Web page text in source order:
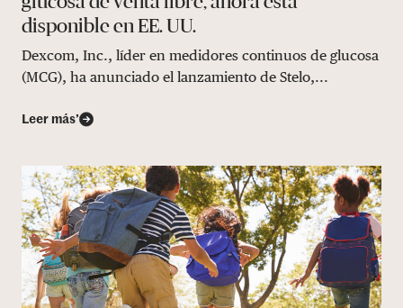
disponible en EE. UU.
Dexcom, Inc., líder en medidores continuos de glucosa
(MCG), ha anunciado el lanzamiento de Stelo,...
Leer más’